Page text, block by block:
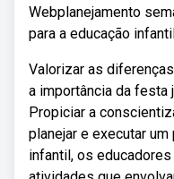
Webplanejamento
para a educação
Valorizar as
a importância da festa
Propiciar a
planejar e executar
infantil, os